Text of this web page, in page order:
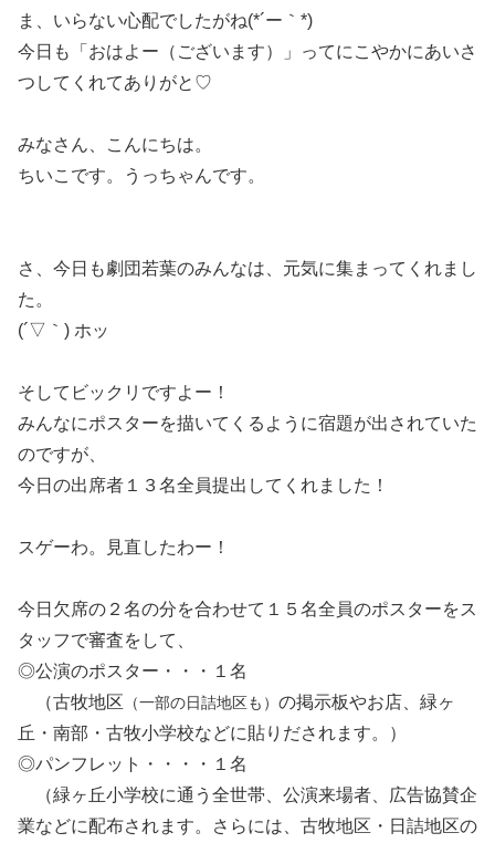
ま、いらない心配でしたがね(*´ー｀*)
今日も「おはよー（ございます）」ってにこやかにあいさ
つしてくれてありがと♡
みなさん、こんにちは。
ちいこです。うっちゃんです。
さ、今日も劇団若葉のみんなは、元気に集まってくれまし
た。
(´▽｀) ホッ
そしてビックリですよー！
みんなにポスターを描いてくるように宿題が出されていた
のですが、
今日の出席者１３名全員提出してくれました！
スゲーわ。見直したわー！
今日欠席の２名の分を合わせて１５名全員のポスターをス
タッフで審査をして、
◎公演のポスター・・・１名
（古牧地区 （一部の日詰地区も） の掲示板やお店、緑ヶ
丘・南部・古牧小学校などに貼りだされます。）
◎パンフレット・・・・１名
（緑ヶ丘小学校に通う全世帯、公演来場者、広告協賛企
業などに配布されます。さらには、古牧地区・日詰地区の